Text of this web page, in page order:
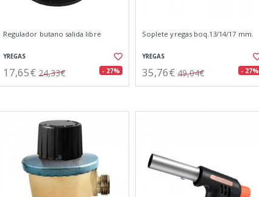
Regulador butano salida libre
YREGAS
17,65€ 24,33€ - 27%
Soplete yregas boq.13/14/17 mm.
YREGAS
35,76€ 49,04€ - 27%